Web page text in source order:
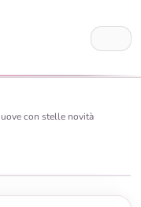
con stelle novità